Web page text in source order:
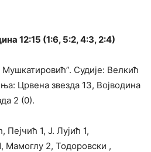
12:15 (1:6, 5:2, 4:3, 2:4)
Судије: Велкић
Црвена звезда 13, Војводина
2 (0).
Пејчић 1, Ј. Лујић 1,
Мамоглу 2, Тодоровски ,